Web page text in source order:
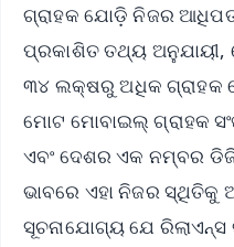
ଗ୍ରାହକ ଯୋଡ଼ି ନିଜର
ପ୍ରକାଶିତ ତଥ୍ୟ
୩୪ ଲକ୍ଷରୁ ଅଧିକ ଗ୍ରାହକ
ମୋଟ ମୋବାଇଲ୍ ଗ୍ରାହକ
ଏବଂ ଦେଶର ଏକ ନମ୍ବର
ଭାବରେ ଏହା ନିଜର ସ୍ଥିତିକୁ
ସୂଚନାଯୋଗ୍ୟ ଯେ